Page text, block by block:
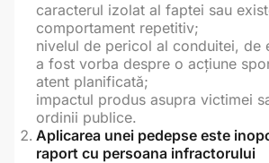
caracterul izolat al faptei sau
comportament repetitiv;
nivelul de pericol al conduitei, de
a fost vorba despre o acțiune
atent planificată;
impactul produs asupra victimei
ordinii publice.
Aplicarea unei pedepse este
raport cu persoana infractorului